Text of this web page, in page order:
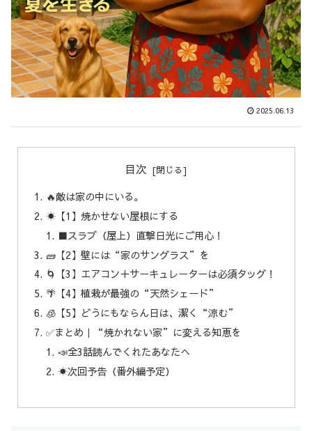
2025.06.13
目次
🔥敵は家の中にいる。
☀️【1】焼かせない屋根にする
■スラブ（屋上）直撃日光にご用心！
🧱【2】壁には“家のサングラス”を
🌀【3】エアコン＋サーキュレーターは必須タッグ！
🌴【4】植栽が最強の“天然シェード”
🧊【5】どうにもならん日は、潔く“涼む”
✅まとめ｜“焼かれない家”に変える知恵を
📣全3話読んでくれたあなたへ
☀️次回予告（番外編予定）